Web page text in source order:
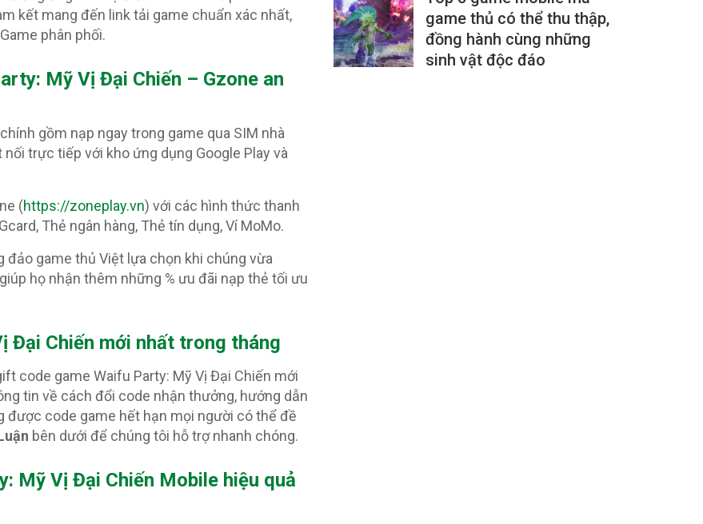
kết mang đến link tải game chuẩn xác nhất,
phân phối.
Mỹ Vị Đại Chiến – Gzone an
gồm nạp ngay trong game qua SIM nhà
trực tiếp với kho ứng dụng Google Play và
(https://zoneplay.vn) với các hình thức thanh
Thẻ ngân hàng, Thẻ tín dụng, Ví MoMo.
game thủ Việt lựa chọn khi chúng vừa
họ nhận thêm những % ưu đãi nạp thẻ tối ưu
Đại Chiến mới nhất trong tháng
code game Waifu Party: Mỹ Vị Đại Chiến mới
tin về cách đổi code nhận thưởng, hướng dẫn
code game hết hạn mọi người có thể đề
bên dưới để chúng tôi hỗ trợ nhanh chóng.
Mỹ Vị Đại Chiến Mobile hiệu quả
game thủ có thể thu thập,
đồng hành cùng những
sinh vật độc đáo